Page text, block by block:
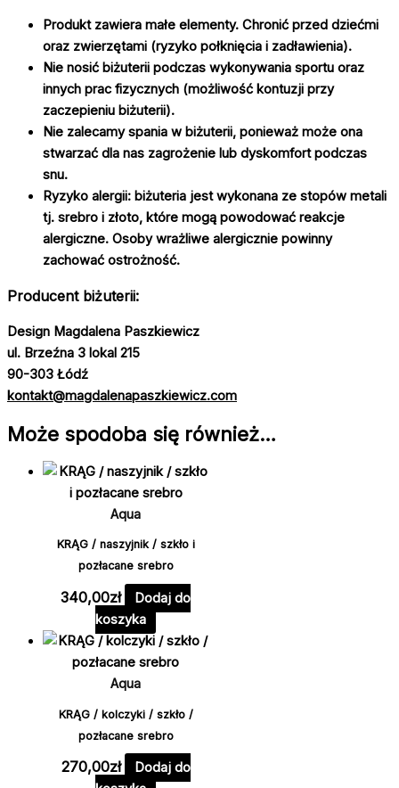
Produkt zawiera małe elementy. Chronić przed dziećmi
oraz zwierzętami (ryzyko połknięcia i zadławienia).
Nie nosić biżuterii podczas wykonywania sportu oraz
innych prac fizycznych (możliwość kontuzji przy
zaczepieniu biżuterii).
Nie zalecamy spania w biżuterii, ponieważ może ona
stwarzać dla nas zagrożenie lub dyskomfort podczas
snu.
Ryzyko alergii: biżuteria jest wykonana ze stopów metali
tj. srebro i złoto, które mogą powodować reakcje
alergiczne. Osoby wrażliwe alergicznie powinny
zachować ostrożność.
Producent biżuterii:
Design Magdalena Paszkiewicz
ul. Brzeźna 3 lokal 215
90-303 Łódź
kontakt@magdalenapaszkiewicz.com
Może spodoba się również…
Aqua
KRĄG / naszyjnik / szkło i
pozłacane srebro
340,00zł
Dodaj do
koszyka
Aqua
KRĄG / kolczyki / szkło /
pozłacane srebro
270,00zł
Dodaj do